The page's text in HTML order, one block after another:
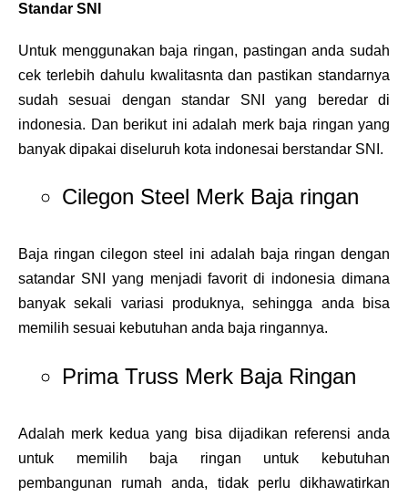
Standar SNI
Untuk menggunakan baja ringan, pastingan anda sudah
cek terlebih dahulu kwalitasnta dan pastikan standarnya
sudah sesuai dengan standar SNI yang beredar di
indonesia. Dan berikut ini adalah merk baja ringan yang
banyak dipakai diseluruh kota indonesai berstandar SNI.
Cilegon Steel Merk Baja ringan
Baja ringan cilegon steel ini adalah baja ringan dengan
satandar SNI yang menjadi favorit di indonesia dimana
banyak sekali variasi produknya, sehingga anda bisa
memilih sesuai kebutuhan anda baja ringannya.
Prima Truss Merk Baja Ringan
Adalah merk kedua yang bisa dijadikan referensi anda
untuk memilih baja ringan untuk kebutuhan
pembangunan rumah anda, tidak perlu dikhawatirkan